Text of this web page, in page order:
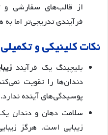
از قالب‌های سفارشی
فرآیندی تدریجی‌تر اما
نکات کلینیکی و تکمیلی
بلیچینگ یک فرآیند
دندان‌ها را تقویت
پوسیدگی‌های آینده ندارد.
سلامت دهان و دندان
زیبایی است. هرگز